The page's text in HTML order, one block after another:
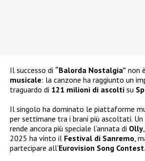
Il successo di “Balorda Nostalgia” non
musicale: la canzone ha raggiunto un
traguardo di 121 milioni di ascolti su
Il singolo ha dominato le piattaforme
per settimane tra i brani più ascoltati.
rende ancora più speciale l’annata di Olly
2025 ha vinto il Festival di Sanremo ,
partecipare all’Eurovision Song Contest.